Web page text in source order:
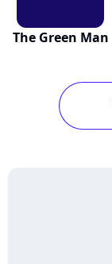
The Green Man